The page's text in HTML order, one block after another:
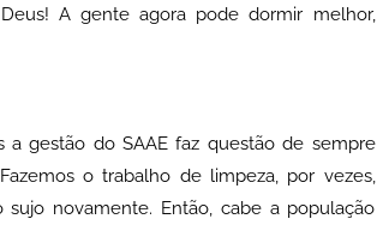
A gente agora pode dormir melhor,
a gestão do SAAE faz questão de sempre
o trabalho de limpeza, por vezes,
novamente. Então, cabe a população